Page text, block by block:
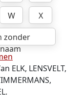
W
X
zonder
ELK, LENSVELT,